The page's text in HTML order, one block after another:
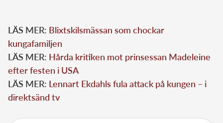
LÄS MER: Blixtskilsmässan som chockar
kungafamiljen
LÄS MER: Hårda kritiken mot prinsessan Madeleine
efter festen i USA
LÄS MER: Lennart Ekdahls fula attack på kungen – i
direktsänd tv